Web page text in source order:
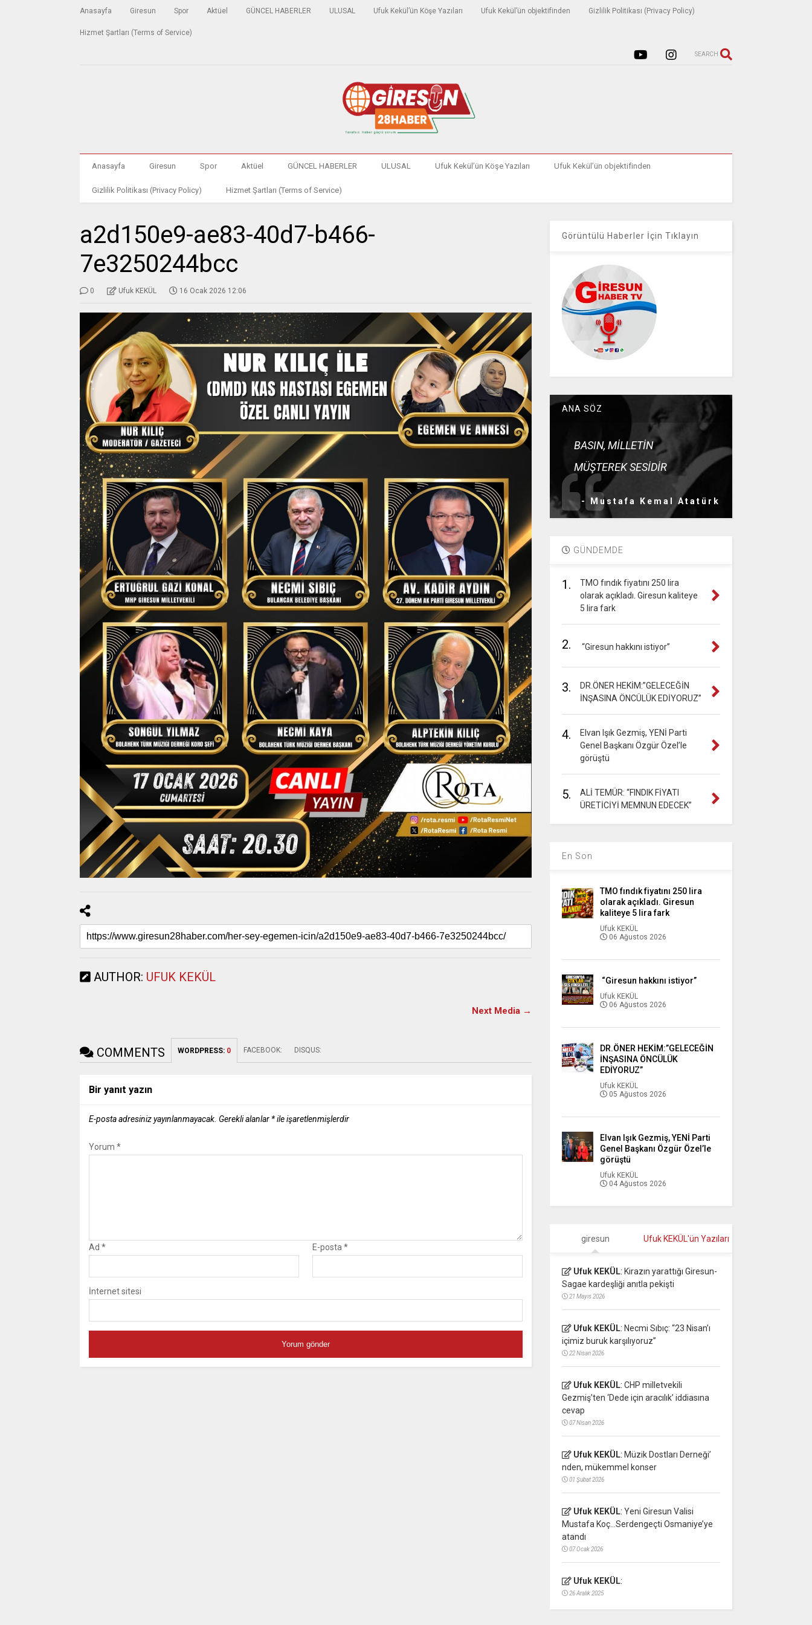
Anasayfa Giresun Spor Aktüel GÜNCEL HABERLER ULUSAL Ufuk Kekül’ün Köşe Yazıları Ufuk Kekül’ün objektifinden Gizlilik Politikası (Privacy Policy)
Hizmet Şartları (Terms of Service)
SEARCH
Anasayfa Giresun Spor Aktüel GÜNCEL HABERLER ULUSAL Ufuk Kekül’ün Köşe Yazıları Ufuk Kekül’ün objektifinden
Gizlilik Politikası (Privacy Policy) Hizmet Şartları (Terms of Service)
a2d150e9-ae83-40d7-b466-
7e3250244bcc
0 Ufuk KEKÜL 16 Ocak 2026 12:06
AUTHOR: UFUK KEKÜL
Next Media →
COMMENTS WORDPRESS: 0 FACEBOOK: DISQUS:
Bir yanıt yazın
E-posta adresiniz yayınlanmayacak. Gerekli alanlar *ile işaretlenmişlerdir
Yorum *
Ad * E-posta *
İnternet sitesi
Görüntülü Haberler İçin Tıklayın
ANA SÖZ
BASIN, MİLLETİN
MÜŞTEREK SESİDİR
- Mustafa Kemal Atatürk
GÜNDEMDE
1.
TMO fındık fiyatını 250 lira
olarak açıkladı. Giresun kaliteye
5 lira fark
2. “Giresun hakkını istiyor”
3.
DR.ÖNER HEKİM:”GELECEĞİN
İNŞASINA ÖNCÜLÜK EDİYORUZ”
4.
Elvan Işık Gezmiş, YENİ Parti
Genel Başkanı Özgür Özel’le
görüştü
5.
ALİ TEMÜR: “FINDIK FİYATI
ÜRETİCİYİ MEMNUN EDECEK”
En Son
TMO fındık fiyatını 250 lira
olarak açıkladı. Giresun
kaliteye 5 lira fark
Ufuk KEKÜL
06 Ağustos 2026
“Giresun hakkını istiyor”
Ufuk KEKÜL
06 Ağustos 2026
DR.ÖNER HEKİM:”GELECEĞİN
İNŞASINA ÖNCÜLÜK
EDİYORUZ”
Ufuk KEKÜL
05 Ağustos 2026
Elvan Işık Gezmiş, YENİ Parti
Genel Başkanı Özgür Özel’le
görüştü
Ufuk KEKÜL
04 Ağustos 2026
giresun Ufuk KEKÜL'ün Yazıları
Ufuk KEKÜL: Kirazın yarattığı Giresun-
Sagae kardeşliği anıtla pekişti
21 Mayıs 2026
Ufuk KEKÜL: Necmi Sıbıç: “23 Nisan’ı
içimiz buruk karşılıyoruz”
22 Nisan 2026
Ufuk KEKÜL: CHP milletvekili
Gezmiş’ten ‘Dede için aracılık’ iddiasına
cevap
07 Nisan 2026
Ufuk KEKÜL: Müzik Dostları Derneği’
nden, mükemmel konser
01 Şubat 2026
Ufuk KEKÜL: Yeni Giresun Valisi
Mustafa Koç…Serdengeçti Osmaniye’ye
atandı
07 Ocak 2026
Ufuk KEKÜL:
26 Aralık 2025